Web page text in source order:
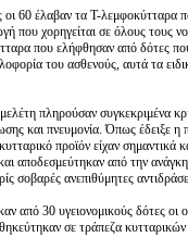
οι 60 έλαβαν τα Τ-
που χορηγείται σε όλους τους
που ελήφθησαν από δότες
του ασθενούς, αυτά τα
πληρούσαν συγκεκριμένα
και πνευμονία. Όπως
προϊόν είχαν
αποδεσμεύτηκαν από την
σοβαρές ανεπιθύμητες
από 30 υγειονομικούς δότες οι
σε τράπεζα